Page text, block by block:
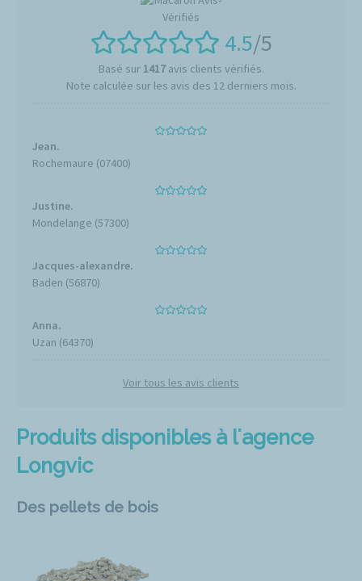
Produits disponibles à l'agence
Longvic
Des pellets de bois
4.5/5
Basé sur 1417avis clients vérifiés.
Note calculée sur les avis des 12 derniers mois.
Jean.
Rochemaure (07400)
Justine.
Mondelange (57300)
Jacques-alexandre.
Baden (56870)
Anna.
Uzan (64370)
Voir tous les avis clients